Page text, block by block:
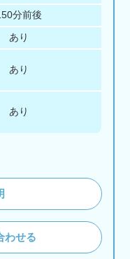
分前後
あり
あり
あり
わせる